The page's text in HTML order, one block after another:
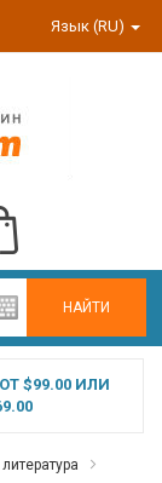
Язык (RU)
НАЙТИ
$99.00 ИЛИ